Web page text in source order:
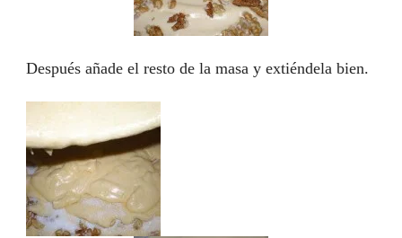
Después añade el resto de la masa y extiéndela bien.